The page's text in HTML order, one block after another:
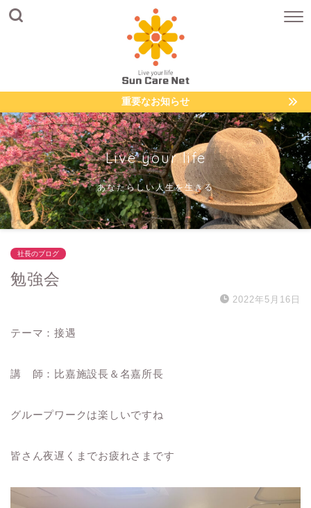
重要なお知らせ
Live your life
あなたらしい人生を生きる
社長のブログ
勉強会
2022年5月16日
テーマ：接遇
講 師：比嘉施設長＆名嘉所長
グループワークは楽しいですね
皆さん夜遅くまでお疲れさまです